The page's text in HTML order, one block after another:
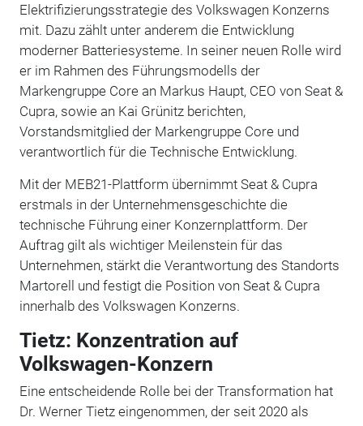
Elektrifizierungsstrategie des Volkswagen Konzerns
mit. Dazu zählt unter anderem die Entwicklung
moderner Batteriesysteme. In seiner neuen Rolle wird
er im Rahmen des Führungsmodells der
Markengruppe Core an Markus Haupt, CEO von Seat &
Cupra, sowie an Kai Grünitz berichten,
Vorstandsmitglied der Markengruppe Core und
verantwortlich für die Technische Entwicklung.
Mit der MEB21-Plattform übernimmt Seat & Cupra
erstmals in der Unternehmensgeschichte die
technische Führung einer Konzernplattform. Der
Auftrag gilt als wichtiger Meilenstein für das
Unternehmen, stärkt die Verantwortung des Standorts
Martorell und festigt die Position von Seat & Cupra
innerhalb des Volkswagen Konzerns.
Tietz: Konzentration auf
Volkswagen-Konzern
Eine entscheidende Rolle bei der Transformation hat
Dr. Werner Tietz eingenommen, der seit 2020 als